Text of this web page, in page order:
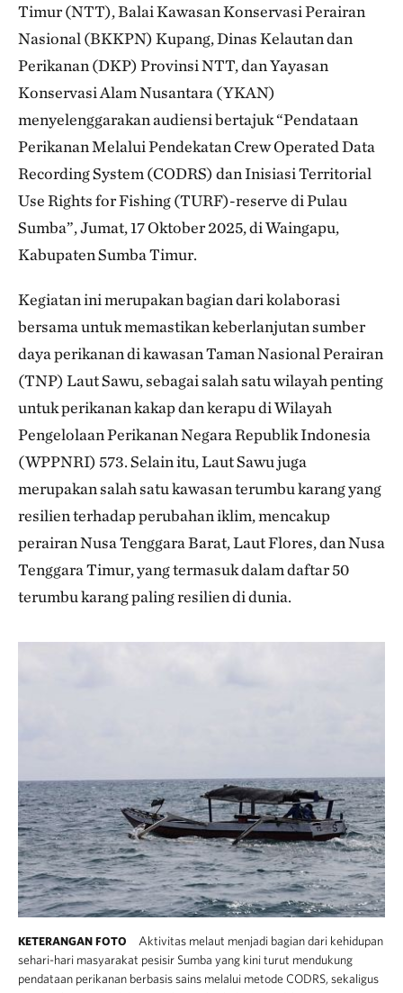
Timur (NTT), Balai Kawasan Konservasi Perairan
Nasional (BKKPN) Kupang, Dinas Kelautan dan
Perikanan (DKP) Provinsi NTT, dan Yayasan
Konservasi Alam Nusantara (YKAN)
menyelenggarakan audiensi bertajuk “Pendataan
Perikanan Melalui Pendekatan Crew Operated Data
Recording System (CODRS) dan Inisiasi Territorial
Use Rights for Fishing (TURF)-reserve di Pulau
Sumba”, Jumat, 17 Oktober 2025, di Waingapu,
Kabupaten Sumba Timur.
Kegiatan ini merupakan bagian dari kolaborasi
bersama untuk memastikan keberlanjutan sumber
daya perikanan di kawasan Taman Nasional Perairan
(TNP) Laut Sawu, sebagai salah satu wilayah penting
untuk perikanan kakap dan kerapu di Wilayah
Pengelolaan Perikanan Negara Republik Indonesia
(WPPNRI) 573. Selain itu, Laut Sawu juga
merupakan salah satu kawasan terumbu karang yang
resilien terhadap perubahan iklim, mencakup
perairan Nusa Tenggara Barat, Laut Flores, dan Nusa
Tenggara Timur, yang termasuk dalam daftar 50
terumbu karang paling resilien di dunia.
KETERANGAN FOTO
Aktivitas melaut menjadi bagian dari kehidupan
sehari-hari masyarakat pesisir Sumba yang kini turut mendukung
pendataan perikanan berbasis sains melalui metode CODRS, sekaligus